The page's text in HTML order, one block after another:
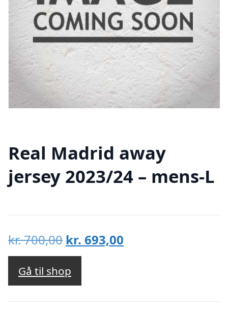
Real Madrid away
jersey 2023/24 – mens-L
kr.700,00 Den
oprindelige
pris
var:
kr. 700,00.
kr. 693,00
kr. 693,00.
Gå til shop